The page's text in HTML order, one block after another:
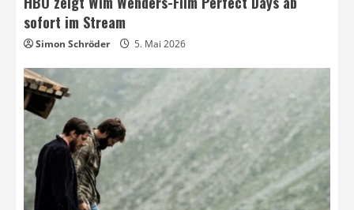
sofort im Stream
Simon Schröder 5. Mai 2026